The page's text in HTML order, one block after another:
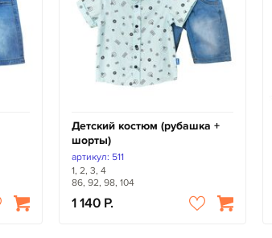
Детский костюм (рубашка +
шорты)
артикул: 511
1, 2, 3, 4
86, 92, 98, 104
1 140